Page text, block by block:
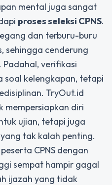
mental juga sangat
proses seleksi CPNS.
dan terburu-buru
sehingga cenderung
Padahal, verifikasi
soal kelengkapan, tetapi
TryOut.id
mempersiapkan diri
ujian, tetapi juga
tak kalah penting.
CPNS dengan
sempat hampir gagal
ijazah yang tidak